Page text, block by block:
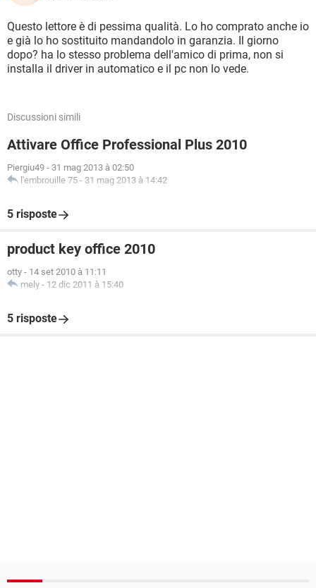
Questo lettore è di pessima qualità. Lo ho comprato anche io
e già lo ho sostituito mandandolo in garanzia. Il giorno
dopo? ha lo stesso problema dell'amico di prima, non si
installa il driver in automatico e il pc non lo vede.
Discussioni simili
Attivare Office Professional Plus 2010
Piergiu49 - 31 mag 2013 à 02:50
l'embrouille 75 - 31 mag 2013 à 14:42
5 risposte
product key office 2010
otty - 14 set 2010 à 11:11
mely - 12 dic 2011 à 15:40
5 risposte